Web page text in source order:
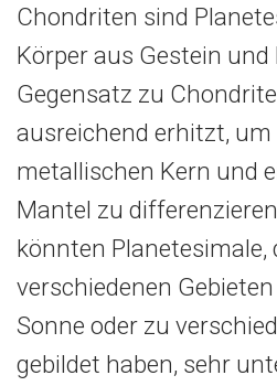
Chondriten sind
Körper aus Gestein und
Gegensatz zu
ausreichend erhitzt, um
metallischen Kern und
Mantel zu
könnten Planetesimale,
verschiedenen
Sonne oder zu
gebildet haben, sehr